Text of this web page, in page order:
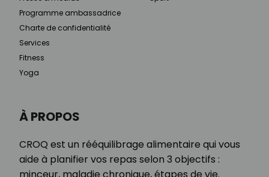
À PROPOS
CROQ est un rééquilibrage alimentaire qui vous
aide à planifier vos repas selon 3 objectifs :
minceur, maladie chronique, étapes de vie.
Programme ambassadrice
Charte de confidentialité
Services
Fitness
Yoga